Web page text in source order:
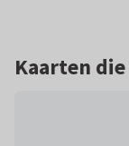
Kaarten